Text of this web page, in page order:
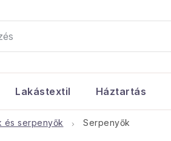
Lakástextil Háztartás
és serpenyők Serpenyők